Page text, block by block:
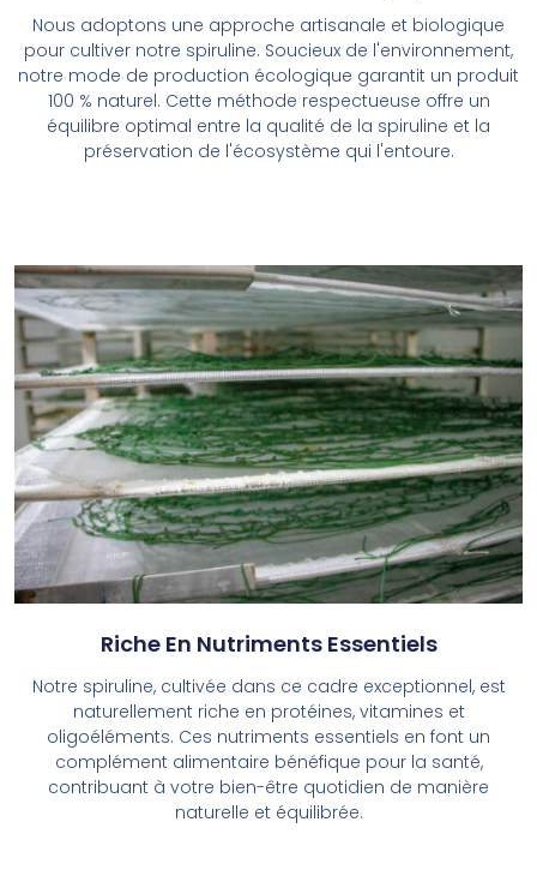
Nous adoptons une approche artisanale et biologique
pour cultiver notre spiruline. Soucieux de l'environnement,
notre mode de production écologique garantit un produit
100 % naturel. Cette méthode respectueuse offre un
équilibre optimal entre la qualité de la spiruline et la
préservation de l'écosystème qui l'entoure.
Riche En Nutriments Essentiels
Notre spiruline, cultivée dans ce cadre exceptionnel, est
naturellement riche en protéines, vitamines et
oligoéléments. Ces nutriments essentiels en font un
complément alimentaire bénéfique pour la santé,
contribuant à votre bien-être quotidien de manière
naturelle et équilibrée.